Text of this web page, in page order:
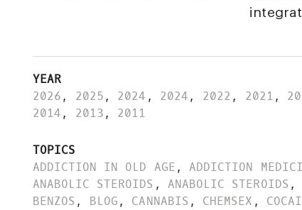
YEAR
2026, 2025, 2024 , 2024, 2022 , 2021,
2014, 2013, 2011
TOPICS
ADDICTION IN OLD AGE, ADDICTION
ANABOLIC STEROIDS , ANABOLIC STEROIDS ,
BENZOS , BLOG, CANNABIS , CHEMSEX ,